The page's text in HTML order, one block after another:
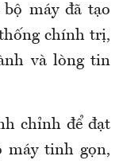
máy đã tạo
chính trị,
và lòng tin
chỉnh để đạt
máy tinh gọn,